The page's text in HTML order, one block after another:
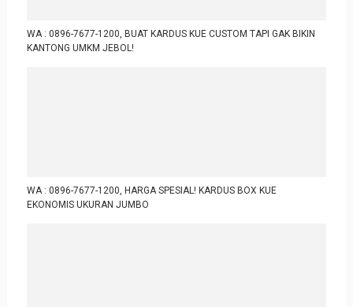
WA : 0896-7677-1200, BUAT KARDUS KUE CUSTOM TAPI GAK BIKIN
KANTONG UMKM JEBOL!
WA : 0896-7677-1200, HARGA SPESIAL! KARDUS BOX KUE
EKONOMIS UKURAN JUMBO